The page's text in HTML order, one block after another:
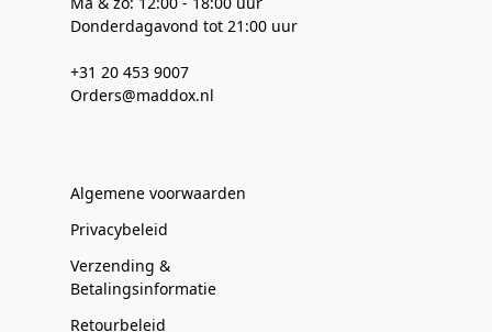
Donderdagavond tot 21:00 uur
+31 20 453 9007
Orders@maddox.nl
Algemene voorwaarden
Privacybeleid
Verzending &
Betalingsinformatie
Retourbeleid